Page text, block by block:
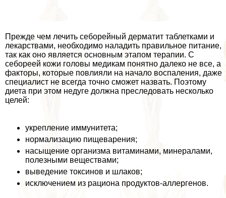
Прежде чем лечить себорейный дерматит таблетками и
лекарствами, необходимо наладить правильное питание,
так как оно является основным этапом терапии. С
себореей кожи головы медикам понятно далеко не все, а
факторы, которые повлияли на начало воспаления, даже
специалист не всегда точно сможет назвать. Поэтому
диета при этом недуге должна преследовать несколько
целей:
укрепление иммунитета;
нормализацию пищеварения;
насыщение организма витаминами, минералами,
полезными веществами;
выведение токсинов и шлаков;
исключением из рациона продуктов-аллергенов.